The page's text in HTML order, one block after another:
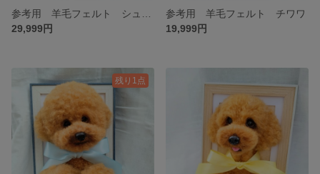
29,999円
参考用 羊毛フェルト チワワ
19,999円
残り1点